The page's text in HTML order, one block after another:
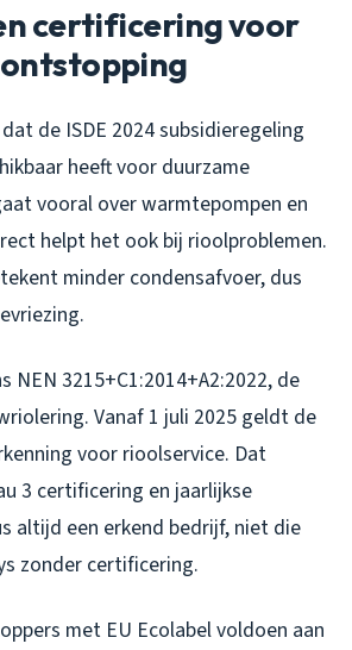
certificering voor
de ISDE 2024 subsidieregeling
heeft voor duurzame
vooral over warmtepompen en
helpt het ook bij rioolproblemen.
minder condensafvoer, dus
NEN 3215+C1:2014+A2:2022, de
Vanaf 1 juli 2025 geldt de
voor rioolservice. Dat
3 certificering en jaarlijkse
altijd een erkend bedrijf, niet die
zonder certificering.
met EU Ecolabel voldoen aan